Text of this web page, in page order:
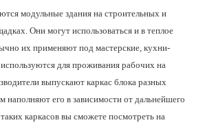
модульные здания на строительных и
Они могут использоваться и в теплое
их применяют под мастерские, кухни-
для проживания рабочих на
выпускают каркас блока разных
наполняют его в зависимости от дальнейшего
каркасов вы сможете посмотреть на